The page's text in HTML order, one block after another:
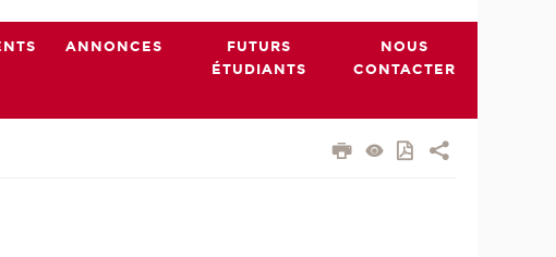
ANNONCES
FUTURS
ÉTUDIANTS
NOUS
CONTACTER